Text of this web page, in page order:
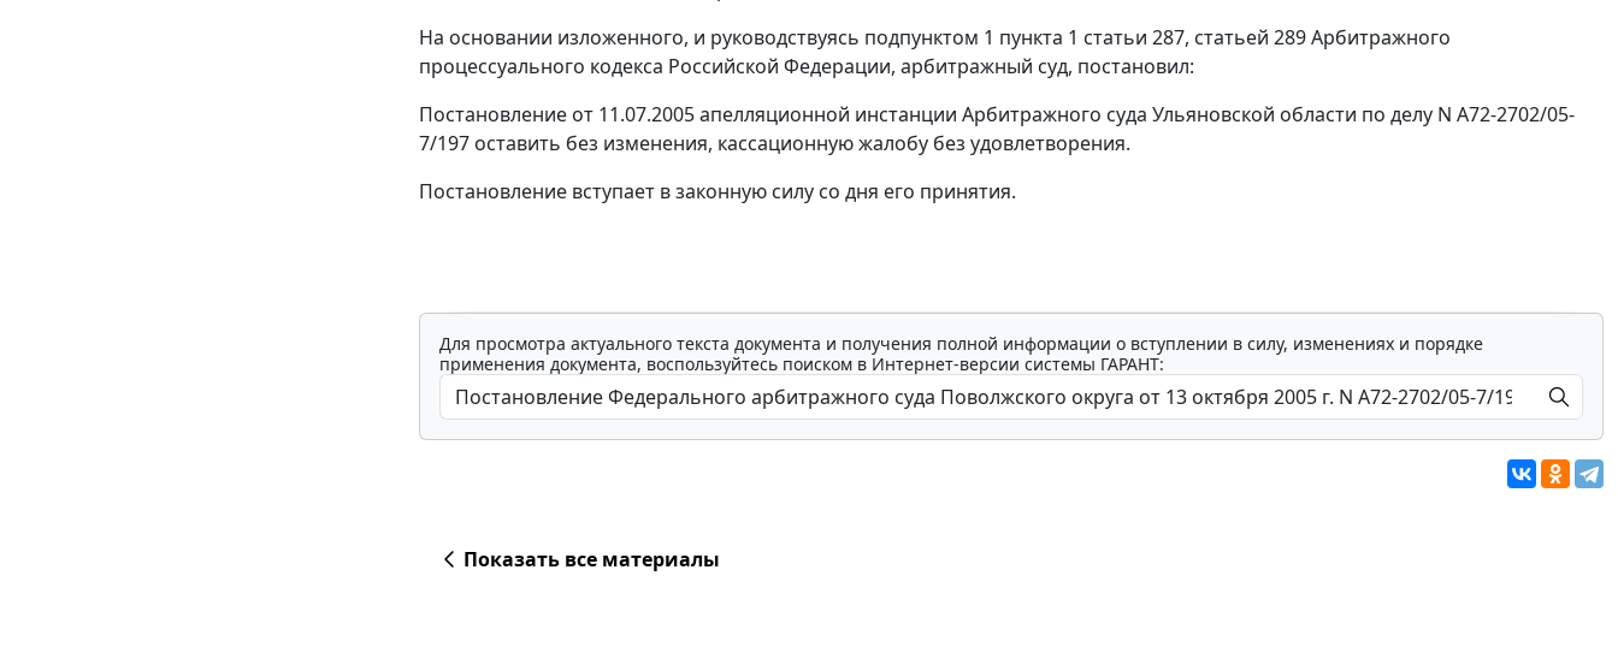
На основании изложенного, и руководствуясь подпунктом 1 пункта 1 статьи 287, статьей 289Арбитражного
процессуального кодекса Российской Федерации, арбитражный суд, постановил:
Постановление от 11.07.2005 апелляционной инстанции Арбитражного суда Ульяновской области по делу N А72-2702/05-
7/197 оставить без изменения, кассационную жалобу без удовлетворения.
Постановление вступает в законную силу со дня его принятия.
Для просмотра актуального текста документа и получения полной информации о вступлении в силу, изменениях и порядке
применения документа, воспользуйтесь поиском в Интернет-версии системы ГАРАНТ:
Показать все материалы